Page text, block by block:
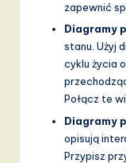
zapewnić
Diagramy
stanu. Użyj
cyklu życia
Połącz te
Diagramy
opisują
Przypisz